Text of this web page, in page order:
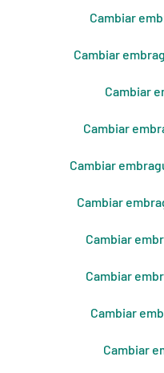
Cambiar
Cambiar
Cambiar
Cambiar
Cambiar
Cambiar
Cambiar
Cambiar
Cambiar
Cambiar